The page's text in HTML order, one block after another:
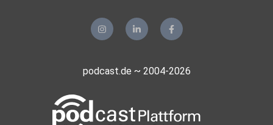
podcast.de ~ 2004-2026